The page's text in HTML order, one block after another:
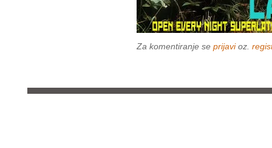
Za komentiranje se prijavioz.